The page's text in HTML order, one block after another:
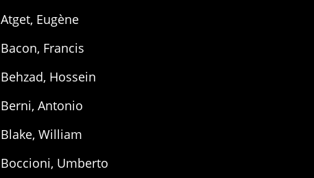
Atget, Eugène
Bacon, Francis
Behzad, Hossein
Berni, Antonio
Blake, William
Boccioni, Umberto